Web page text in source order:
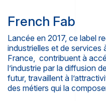
French Fab
Lancée en 2017, ce label
industrielles et de services
France, contribuent à
l’industrie par la diffusion
futur, travaillent à
des métiers qui la